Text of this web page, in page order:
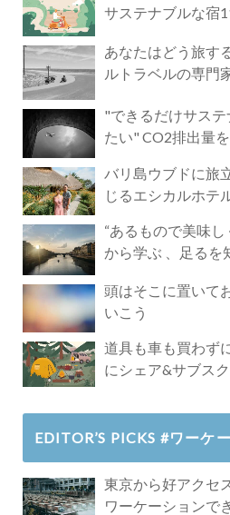
サステナブルな宿
あなたはどう旅する？ ｜ 英国サス
ルトラベルの専門
"できるだけサス
たい" CO2排出量
バリ島ウブドに旅
じるエシカルホテ
“あるもので美味
から学ぶ 、足るを
頭はそこに置いて
いこう
道具も車も買わず
にシェア&サブス
EDITOR’S PICKS #ワーケ
東京から好アクセ
ワーケーションで